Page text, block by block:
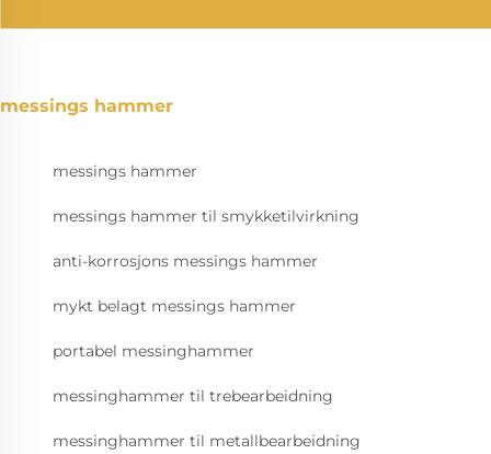
messings hammer
messings hammer
messings hammer til smykketilvirkning
anti-korrosjons messings hammer
mykt belagt messings hammer
portabel messinghammer
messinghammer til trebearbeidning
messinghammer til metallbearbeidning